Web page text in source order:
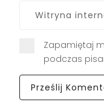
Zapamiętaj
podczas